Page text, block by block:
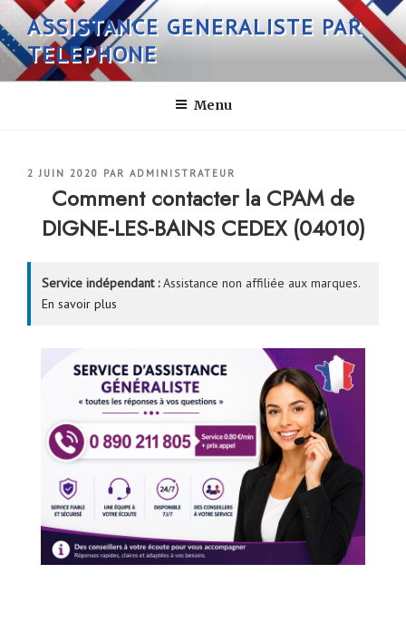
Aller
au
contenu
principal
ASSISTANCE GENERALISTE PAR
TELEPHONE
Menu
PUBLIÉ
2 JUIN 2020 PAR ADMINISTRATEUR
Comment contacter la CPAM de
DIGNE-LES-BAINS CEDEX (04010)
Service indépendant :Assistance non affiliée aux marques.
En savoir plus